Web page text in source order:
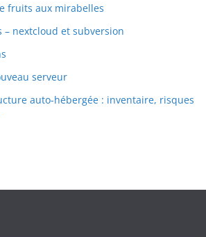
fruits aux mirabelles
– nextcloud et subversion
serveur
auto-hébergée : inventaire, risques